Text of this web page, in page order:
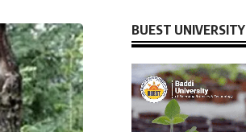
BUEST UNIVERSITY